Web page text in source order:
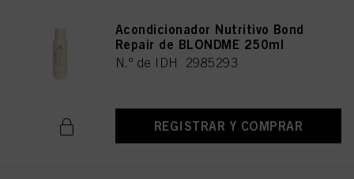
Acondicionador Nutritivo Bond
Repair de BLONDME 250ml
N.º de IDH 2985293
REGISTRAR Y COMPRAR